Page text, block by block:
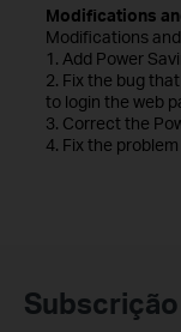
Modifications
Modifications
1. Add Power
2. Fix the bug
to login the web
3. Correct the
4. Fix the
Subscrição